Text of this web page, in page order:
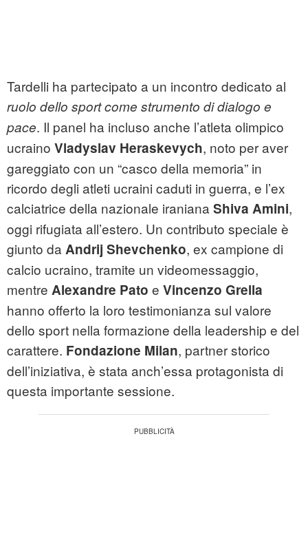
Tardelli ha partecipato a un incontro dedicato al
ruolo dello sport come strumento di dialogo e
pace. Il panel ha incluso anche l’atleta olimpico
ucraino Vladyslav Heraskevych, noto per aver
gareggiato con un “casco della memoria” in
ricordo degli atleti ucraini caduti in guerra, e l’ex
calciatrice della nazionale iraniana Shiva Amini,
oggi rifugiata all’estero. Un contributo speciale è
giunto da Andrij Shevchenko, ex campione di
calcio ucraino, tramite un videomessaggio,
mentre Alexandre Pato e Vincenzo Grella
hanno offerto la loro testimonianza sul valore
dello sport nella formazione della leadership e del
carattere. Fondazione Milan, partner storico
dell’iniziativa, è stata anch’essa protagonista di
questa importante sessione.